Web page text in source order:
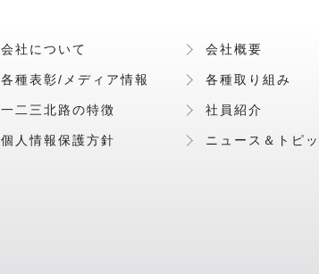
会社について 会社概要
各種表彰/メディア情報 各種取り組み
一二三北路の特徴 社員紹介
個人情報保護方針 ニュース＆トピ